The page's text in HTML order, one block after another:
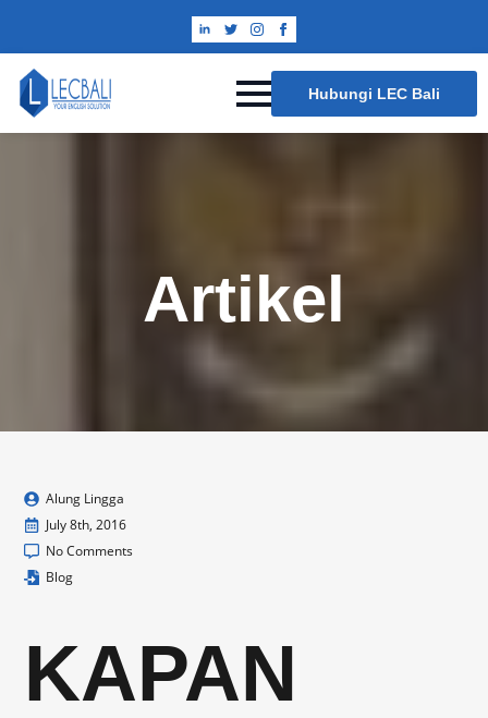
Hubungi LEC Bali
Artikel
Alung Lingga
July 8th, 2016
No Comments
Blog
KAPAN